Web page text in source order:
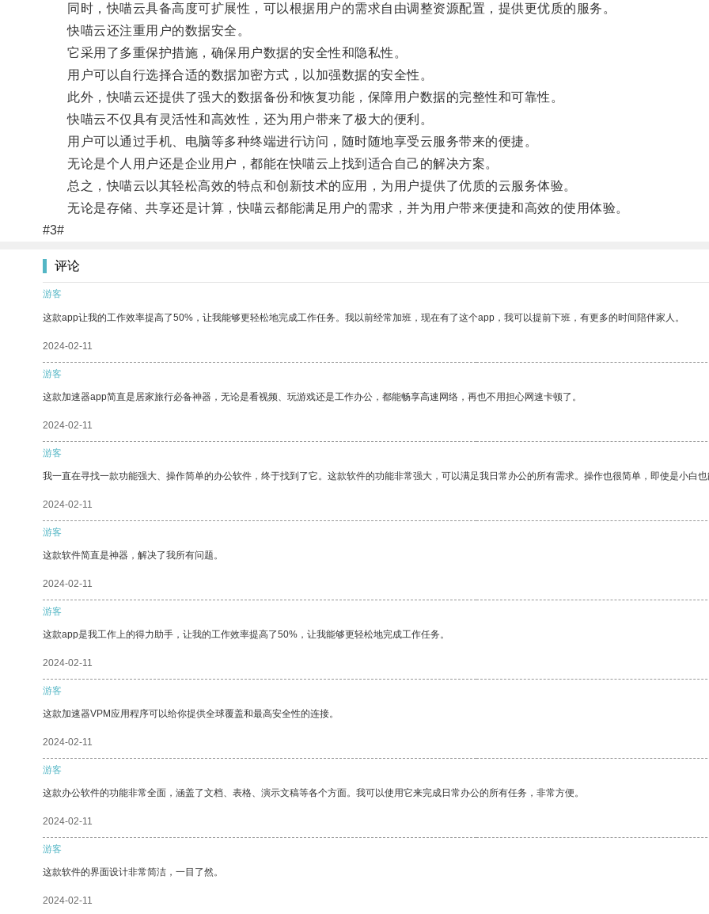
同时，快喵云具备高度可扩展性，可以根据用户的需求自由调整资源配置，提供更优质的服务。
快喵云还注重用户的数据安全。
它采用了多重保护措施，确保用户数据的安全性和隐私性。
用户可以自行选择合适的数据加密方式，以加强数据的安全性。
此外，快喵云还提供了强大的数据备份和恢复功能，保障用户数据的完整性和可靠性。
快喵云不仅具有灵活性和高效性，还为用户带来了极大的便利。
用户可以通过手机、电脑等多种终端进行访问，随时随地享受云服务带来的便捷。
无论是个人用户还是企业用户，都能在快喵云上找到适合自己的解决方案。
总之，快喵云以其轻松高效的特点和创新技术的应用，为用户提供了优质的云服务体验。
无论是存储、共享还是计算，快喵云都能满足用户的需求，并为用户带来便捷和高效的使用体验。
#3#
评论
游客
这款app让我的工作效率提高了50%，让我能够更轻松地完成工作任务。我以前经常加班，现在有了这个app，我可以提前下班，有更多的时间陪伴家人。
2024-02-11
游客
这款加速器app简直是居家旅行必备神器，无论是看视频、玩游戏还是工作办公，都能畅享高速网络，再也不用担心网速卡顿了。
2024-02-11
游客
我一直在寻找一款功能强大、操作简单的办公软件，终于找到了它。这款软件的功能非常强大，可以满足我日常办公的所有需求。操作也很简单，即使是小白也
2024-02-11
游客
这款软件简直是神器，解决了我所有问题。
2024-02-11
游客
这款app是我工作上的得力助手，让我的工作效率提高了50%，让我能够更轻松地完成工作任务。
2024-02-11
游客
这款加速器VPM应用程序可以给你提供全球覆盖和最高安全性的连接。
2024-02-11
游客
这款办公软件的功能非常全面，涵盖了文档、表格、演示文稿等各个方面。我可以使用它来完成日常办公的所有任务，非常方便。
2024-02-11
游客
这款软件的界面设计非常简洁，一目了然。
2024-02-11